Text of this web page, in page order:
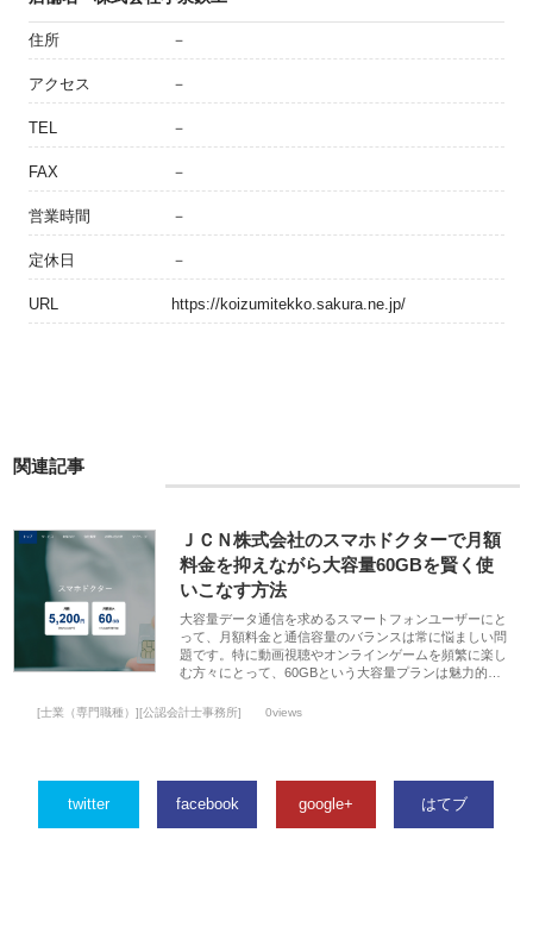
住所 －
アクセス －
TEL －
FAX －
営業時間 －
定休日 －
URL https://koizumitekko.sakura.ne.jp/
関連記事
ＪＣＮ株式会社のスマホドクターで月額
料金を抑えながら大容量60GBを賢く使
いこなす方法
大容量データ通信を求めるスマートフォンユーザーにと
って、月額料金と通信容量のバランスは常に悩ましい問
題です。特に動画視聴やオンラインゲームを頻繁に楽し
む方々にとって、60GBという大容量プランは魅力的…
[士業（専門職種）][公認会計士事務所] 0views
twitter facebook google+ はてブ